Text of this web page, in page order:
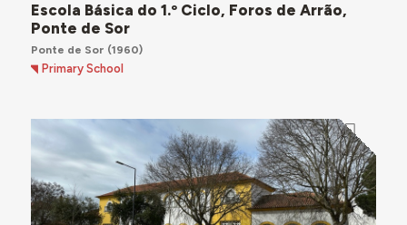
Escola Básica do 1.º Ciclo, Foros de Arrão,
Ponte de Sor
Ponte de Sor (1960)
Primary School